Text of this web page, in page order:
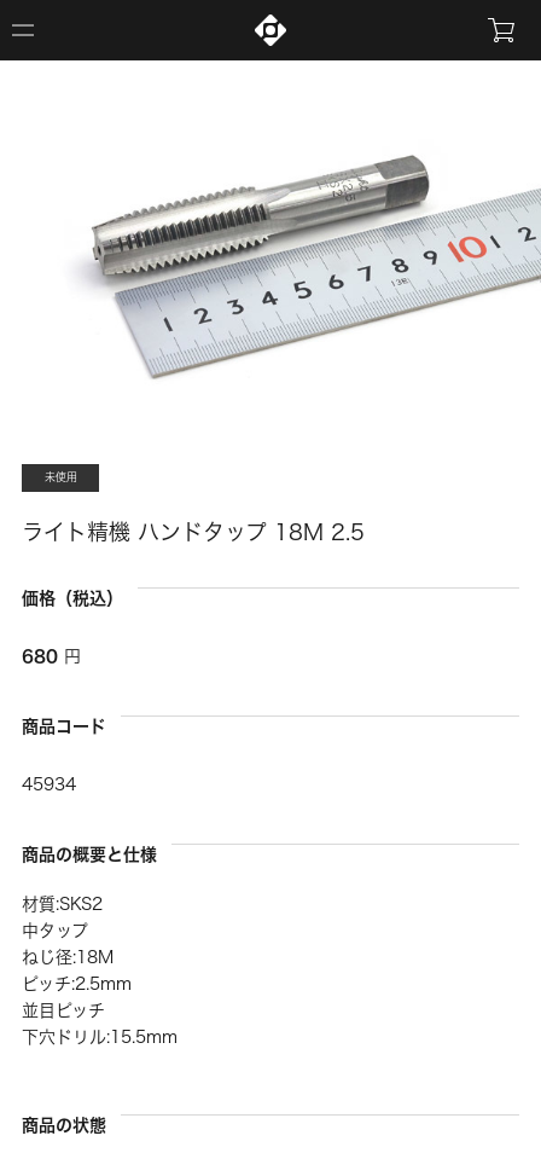
未使用
ライト精機 ハンドタップ 18M 2.5
価格（税込）
680 円
商品コード
45934
商品の概要と仕様
材質:SKS2
中タップ
ねじ径:18M
ピッチ:2.5mm
並目ピッチ
下穴ドリル:15.5mm
商品の状態